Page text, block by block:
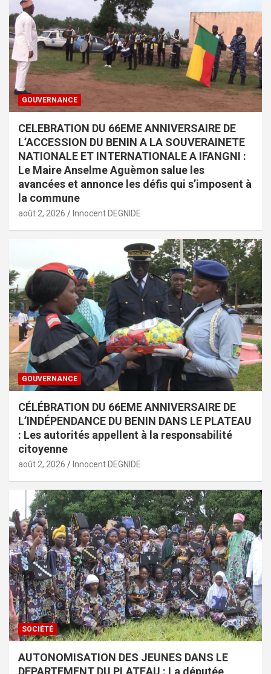
GOUVERNANCE
CELEBRATION DU 66EME ANNIVERSAIRE DE
L’ACCESSION DU BENIN A LA SOUVERAINETE
NATIONALE ET INTERNATIONALE A IFANGNI :
Le Maire Anselme Aguèmon salue les
avancées et annonce les défis qui s’imposent à
la commune
août 2, 2026 Innocent DEGNIDE
GOUVERNANCE
CÉLÉBRATION DU 66EME ANNIVERSAIRE DE
L’INDÉPENDANCE DU BENIN DANS LE PLATEAU
: Les autorités appellent à la responsabilité
citoyenne
août 2, 2026 Innocent DEGNIDE
SOCIÉTÉ
AUTONOMISATION DES JEUNES DANS LE